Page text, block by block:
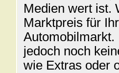
Medien wert ist.
Marktpreis für
jedoch noch
wie Extras oder